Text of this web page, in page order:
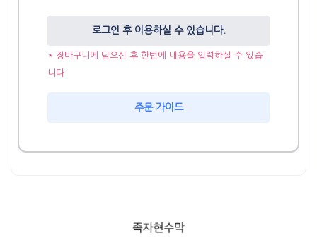
로그인 후 이용하실 수 있습니다.
* 장바구니에 담으신 후 한번에 내용을 입력하실 수 있습
니다
주문 가이드